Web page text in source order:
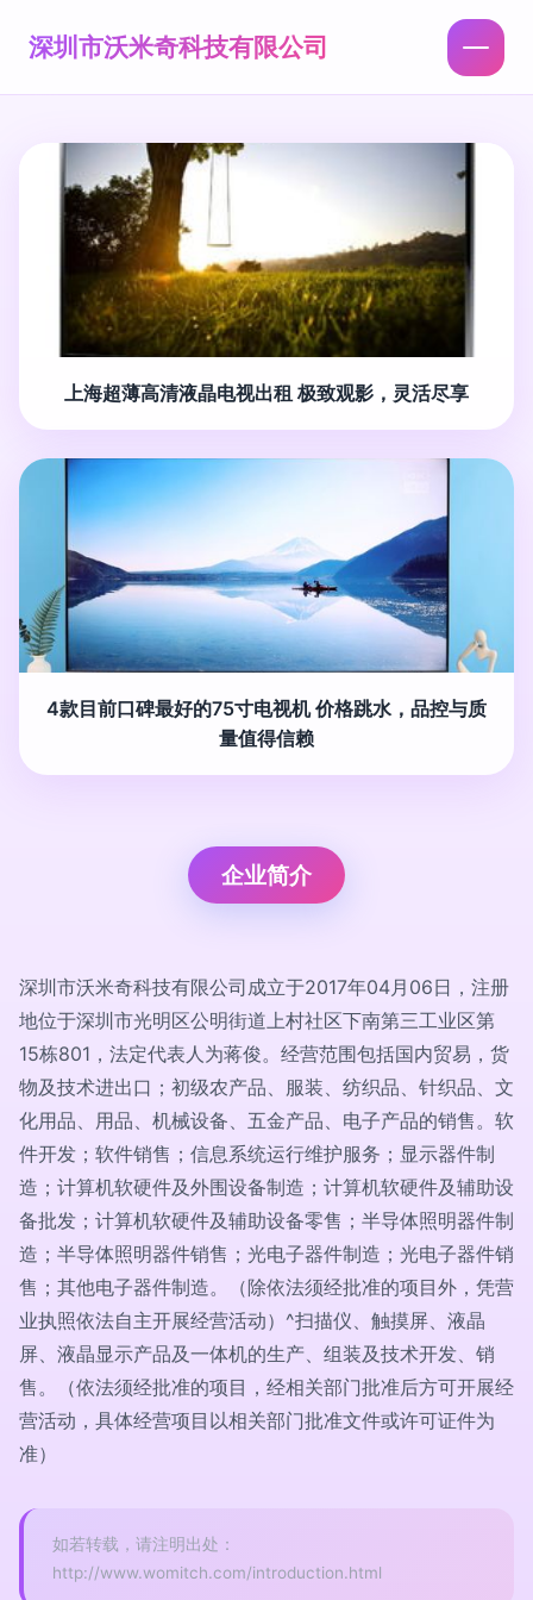
深圳市沃米奇科技有限公司
上海超薄高清液晶电视出租 极致观影，灵活尽享
4款目前口碑最好的75寸电视机 价格跳水，品控与质
量值得信赖
企业简介
深圳市沃米奇科技有限公司成立于2017年04月06日，注册
地位于深圳市光明区公明街道上村社区下南第三工业区第
15栋801，法定代表人为蒋俊。经营范围包括国内贸易，货
物及技术进出口；初级农产品、服装、纺织品、针织品、文
化用品、用品、机械设备、五金产品、电子产品的销售。软
件开发；软件销售；信息系统运行维护服务；显示器件制
造；计算机软硬件及外围设备制造；计算机软硬件及辅助设
备批发；计算机软硬件及辅助设备零售；半导体照明器件制
造；半导体照明器件销售；光电子器件制造；光电子器件销
售；其他电子器件制造。（除依法须经批准的项目外，凭营
业执照依法自主开展经营活动）^扫描仪、触摸屏、液晶
屏、液晶显示产品及一体机的生产、组装及技术开发、销
售。（依法须经批准的项目，经相关部门批准后方可开展经
营活动，具体经营项目以相关部门批准文件或许可证件为
准）
如若转载，请注明出处：
http://www.womitch.com/introduction.html